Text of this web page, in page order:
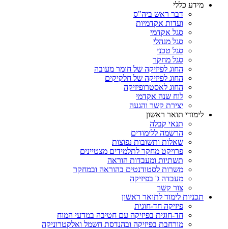
מידע כללי
דבר ראש ביה"ס
ועדות אקדמיות
סגל אקדמי
סגל מנהלי
סגל טכני
סגל מחקר
החוג לפיזיקה של חומר מעובה
החוג לפיזיקה של חלקיקים
החוג לאסטרופיזיקה
לוח שנה אקדמי
יצירת קשר והגעה
לימודי תואר ראשון
תנאי קבלה
הרשמה ללימודים
שאלות ותשובות נפוצות
פרויקט מחקר לתלמידים מצטיינים
תשתיות ומעבדות הוראה
משרות לסטודנטים בהוראה ובמחקר
מעבדה ג' בפיזיקה
צור קשר
תכניות לימוד לתואר ראשון
פיזיקה חד-חוגית
חד-חוגית בפיזיקה עם חטיבה במדעי המוח
מורחבת בפיזיקה ובהנדסת חשמל ואלקטרוניקה